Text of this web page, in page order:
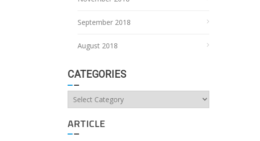
September 2018
August 2018
CATEGORIES
Categories
ARTICLE